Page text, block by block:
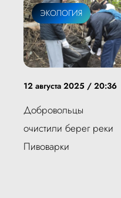
ЭКОЛОГИЯ
12 августа 2025 / 20:36
Добровольцы
очистили берег реки
Пивоварки